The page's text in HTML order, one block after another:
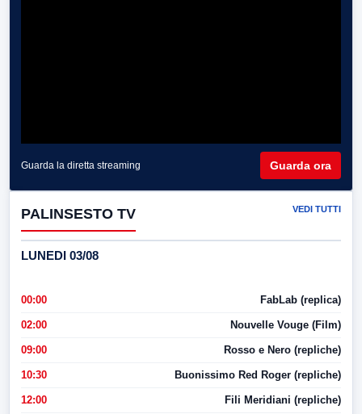
Guarda la diretta streaming Guarda ora
PALINSESTO TV VEDI TUTTI
LUNEDI 03/08
00:00 FabLab (replica)
02:00 Nouvelle Vouge (Film)
09:00 Rosso e Nero (repliche)
10:30 Buonissimo Red Roger (repliche)
12:00 Fili Meridiani (repliche)